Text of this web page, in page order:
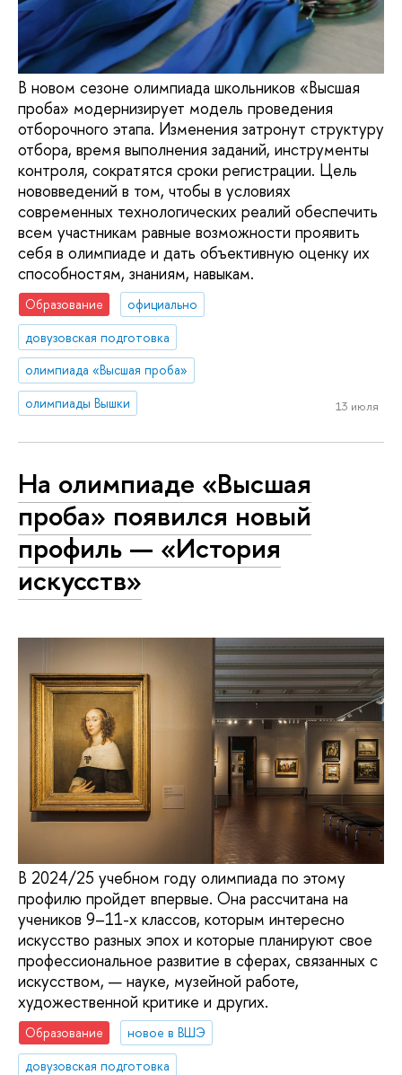
В новом сезоне олимпиада школьников «Высшая
проба» модернизирует модель проведения
отборочного этапа. Изменения затронут структуру
отбора, время выполнения заданий, инструменты
контроля, сократятся сроки регистрации. Цель
нововведений в том, чтобы в условиях
современных технологических реалий обеспечить
всем участникам равные возможности проявить
себя в олимпиаде и дать объективную оценку их
способностям, знаниям, навыкам.
Образование
официально
довузовская подготовка
олимпиада «Высшая проба»
олимпиады Вышки
13 июля
На олимпиаде «Высшая
проба» появился новый
профиль — «История
искусств»
В 2024/25 учебном году олимпиада по этому
профилю пройдет впервые. Она рассчитана на
учеников 9–11-х классов, которым интересно
искусство разных эпох и которые планируют свое
профессиональное развитие в сферах, связанных с
искусством, — науке, музейной работе,
художественной критике и других.
Образование
новое в ВШЭ
довузовская подготовка